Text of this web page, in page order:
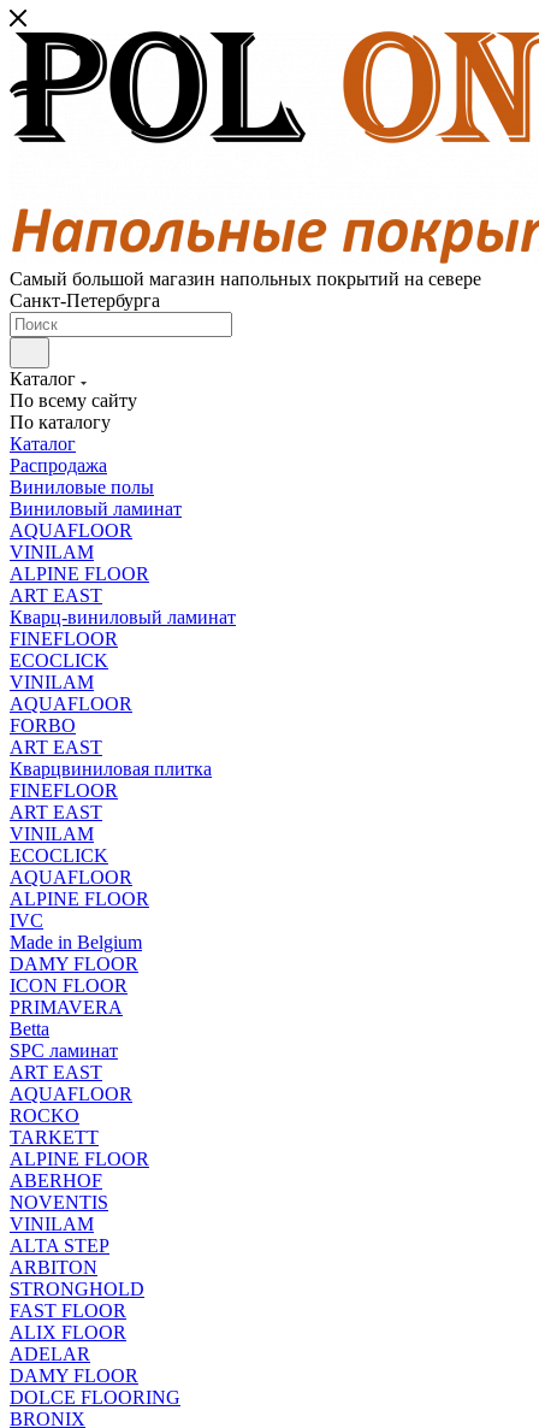
Самый большой магазин напольных покрытий на севере
Санкт-Петербурга
Каталог
По всему сайту
По каталогу
Каталог
Распродажа
Виниловые полы
Виниловый ламинат
AQUAFLOOR
VINILAM
ALPINE FLOOR
ART EAST
Кварц-виниловый ламинат
FINEFLOOR
ECOCLICK
VINILAM
AQUAFLOOR
FORBO
ART EAST
Кварцвиниловая плитка
FINEFLOOR
ART EAST
VINILAM
ECOCLICK
AQUAFLOOR
ALPINE FLOOR
IVC
Made in Belgium
DAMY FLOOR
ICON FLOOR
PRIMAVERA
Betta
SPC ламинат
ART EAST
AQUAFLOOR
ROCKO
TARKETT
ALPINE FLOOR
ABERHOF
NOVENTIS
VINILAM
ALTA STEP
ARBITON
STRONGHOLD
FAST FLOOR
ALIX FLOOR
ADELAR
DAMY FLOOR
DOLCE FLOORING
BRONIX